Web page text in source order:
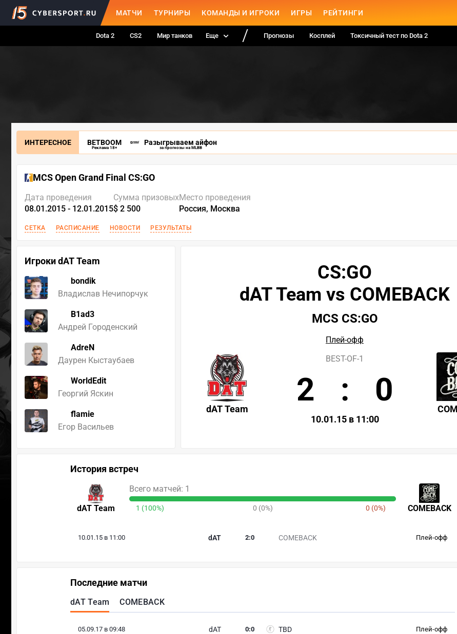
МАТЧИ ТУРНИРЫ КОМАНДЫ И ИГРОКИ ИГРЫ РЕЙТИНГИ
Dota 2 CS2 Мир танков Еще Прогнозы Косплей Токсичный тест по Dota 2
ИНТЕРЕСНОЕ BETBOOM
Реклама 18+
Разыгрываем айфон
за прогнозы на MLBB
MCS Open Grand Final CS:GO
Дата проведения
08.01.2015 - 12.01.2015
Сумма призовых
$ 2 500
Место проведения
Россия, Москва
СЕТКА РАСПИСАНИЕ НОВОСТИ РЕЗУЛЬТАТЫ
Игроки dAT Team
bondik
Владислав Нечипорчук
B1ad3
Андрей Городенский
AdreN
Даурен Кыстаубаев
WorldEdit
Георгий Яскин
flamie
Егор Васильев
CS:GO
dAT Team vs COMEBACK
MCS CS:GO
Плей-офф
dAT Team
BEST-OF-1
2 : 0
10.01.15 в 11:00
История встреч
dAT Team COMEBACK
Всего матчей: 1
1 (100%) 0 (0%) 0 (0%)
10.01.15 в 11:00 dAT COMEBACK
2:0 Плей-офф
Последние матчи
dAT Team COMEBACK
05.09.17 в 09:48 dAT TBD
0:0 Плей-офф